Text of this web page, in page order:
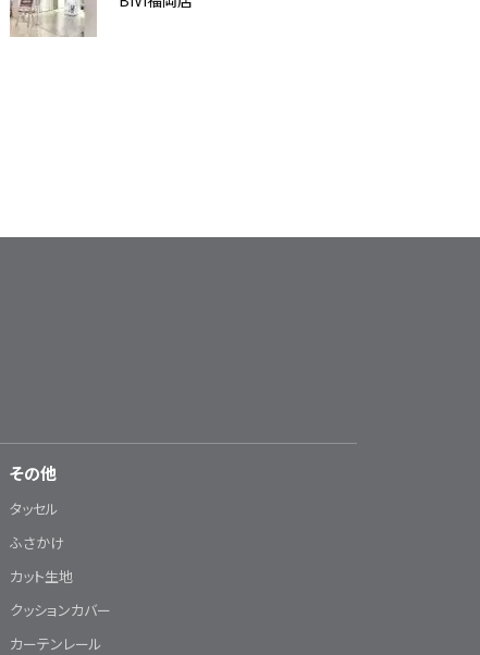
その他
タッセル
ふさかけ
カット生地
クッションカバー
カーテンレール